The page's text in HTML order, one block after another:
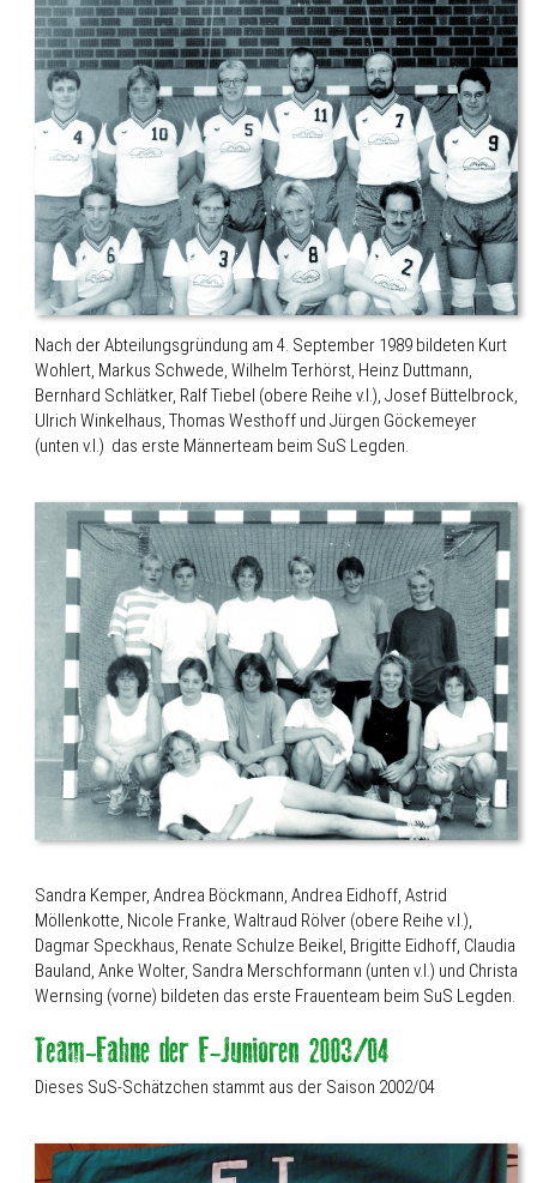
Nach der Abteilungsgründung am 4. September 1989 bildeten Kurt
Wohlert, Markus Schwede, Wilhelm Terhörst, Heinz Duttmann,
Bernhard Schlätker, Ralf Tiebel (obere Reihe v.l.), Josef Büttelbrock,
Ulrich Winkelhaus, Thomas Westhoff und Jürgen Göckemeyer
(unten v.l.) das erste Männerteam beim SuS Legden.
Sandra Kemper, Andrea Böckmann, Andrea Eidhoff, Astrid
Möllenkotte, Nicole Franke, Waltraud Rölver (obere Reihe v.l.),
Dagmar Speckhaus, Renate Schulze Beikel, Brigitte Eidhoff, Claudia
Bauland, Anke Wolter, Sandra Merschformann (unten v.l.) und Christa
Wernsing (vorne) bildeten das erste Frauenteam beim SuS Legden.
Dieses SuS-Schätzchen stammt aus der Saison 2002/04